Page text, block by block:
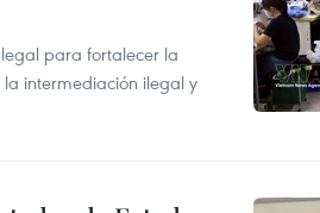
para fortalecer la
intermediación ilegal y